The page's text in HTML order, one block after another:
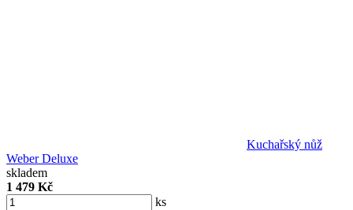
Kuchařský nůž
Weber Deluxe
skladem
1 479 Kč
ks